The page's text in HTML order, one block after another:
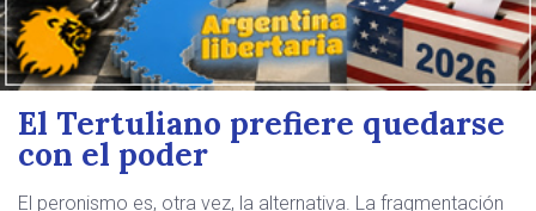
El Tertuliano prefiere quedarse
con el poder
El peronismo es, otra vez, la alternativa. La fragmentación